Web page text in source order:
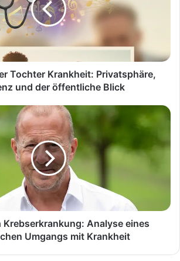
Tochter Krankheit: Privatsphäre,
und der öffentliche Blick
Krebserkrankung: Analyse eines
Umgangs mit Krankheit